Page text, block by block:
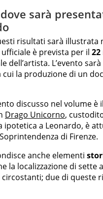
sarà
risultati sarà illustrata
è prevista per il 22
dell’artista. L’evento
cui la produzione di un
discusso nel volume
Drago Unicorno,
ipotetica a Leonardo, è
di Firenze.
anche elementi
la localizzazione di
circostanti; due di